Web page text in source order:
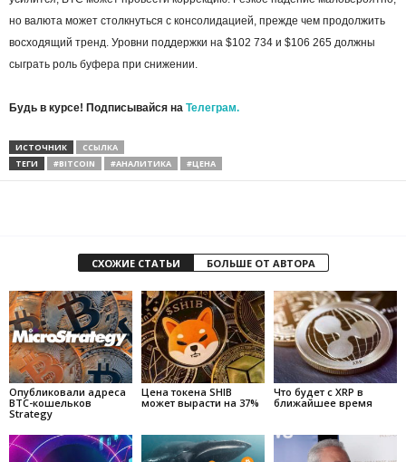
но валюта может столкнуться с консолидацией, прежде чем продолжить
восходящий тренд. Уровни поддержки на $102 734 и $106 265 должны
сыграть роль буфера при снижении.
Будь в курсе! Подписывайся на Телеграм.
ИСТОЧНИК
ССЫЛКА
ТЕГИ
#BITCOIN #АНАЛИТИКА #ЦЕНА
СХОЖИЕ СТАТЬИ БОЛЬШЕ ОТ АВТОРА
Опубликовали адреса
BTC-кошельков
Strategy
Цена токена SHIB
может вырасти на 37%
Что будет с XRP в
ближайшее время